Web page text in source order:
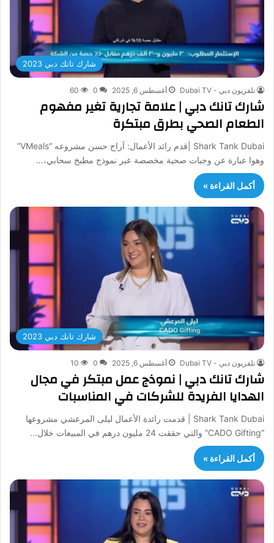
شارك تانك دبي 2023
تلفزيون دبي - Dubai TV أغسطس 6, 2025 0
60
شارك تانك دبي | علامة تجارية تغير مفهوم
الطعام الصحي بطرق مبتكرة
Shark Tank Dubai |قدم رائد الأعمال: آراج حسن مشروعه “VMeals”
وهوا عبارة عن وجبات صحية مخصصة عبر نموذج مطبخ سحابي،…
أكمل القراءة »
شارك تانك دبي 2023
تلفزيون دبي - Dubai TV أغسطس 6, 2025 0
10
شارك تانك دبي | نموذج عمل مبتكر في مجال
الهدايا الفريدة للشركات في المناسبات
Shark Tank Dubai | قدمت رائدة الأعمال ليلى المرعشي مشروعها
“CADO Gifting” والتي حققت 24 مليون درهم في المبيعات خلال…
أكمل القراءة »